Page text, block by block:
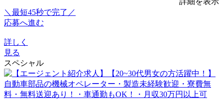
＼最短45秒で完了／
応募へ進む
詳しく
見る
スペシャル